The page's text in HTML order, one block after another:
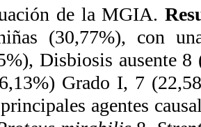
de la MGIA.
(30,77%), con
Disbiosis ausente
Grado I, 7
agentes